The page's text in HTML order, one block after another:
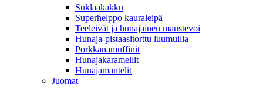
Suklaakakku
Superhelppo kauraleipä
Teeleivät ja hunajainen maustevoi
Hunaja-pistaasitorttu luumuilla
Porkkanamuffinit
Hunajakaramellit
Hunajamantelit
Juomat